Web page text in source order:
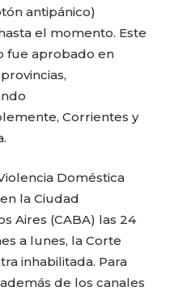
antipánico)
el momento. Este
fue aprobado en
Corrientes y
Doméstica
la Ciudad
Aires (CABA) las 24
a lunes, la Corte
inhabilitada. Para
de los canales